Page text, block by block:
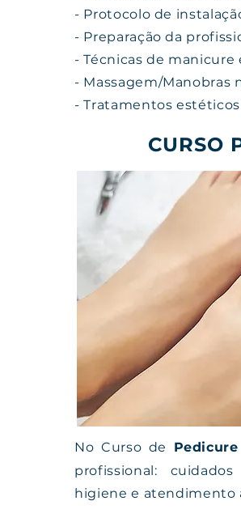
- Protocolo de
- Preparação da
- Técnicas de manicure
- Massagem/Manobras
- Tratamentos
CURSO
No Curso de
profissional:
higiene e atendimento